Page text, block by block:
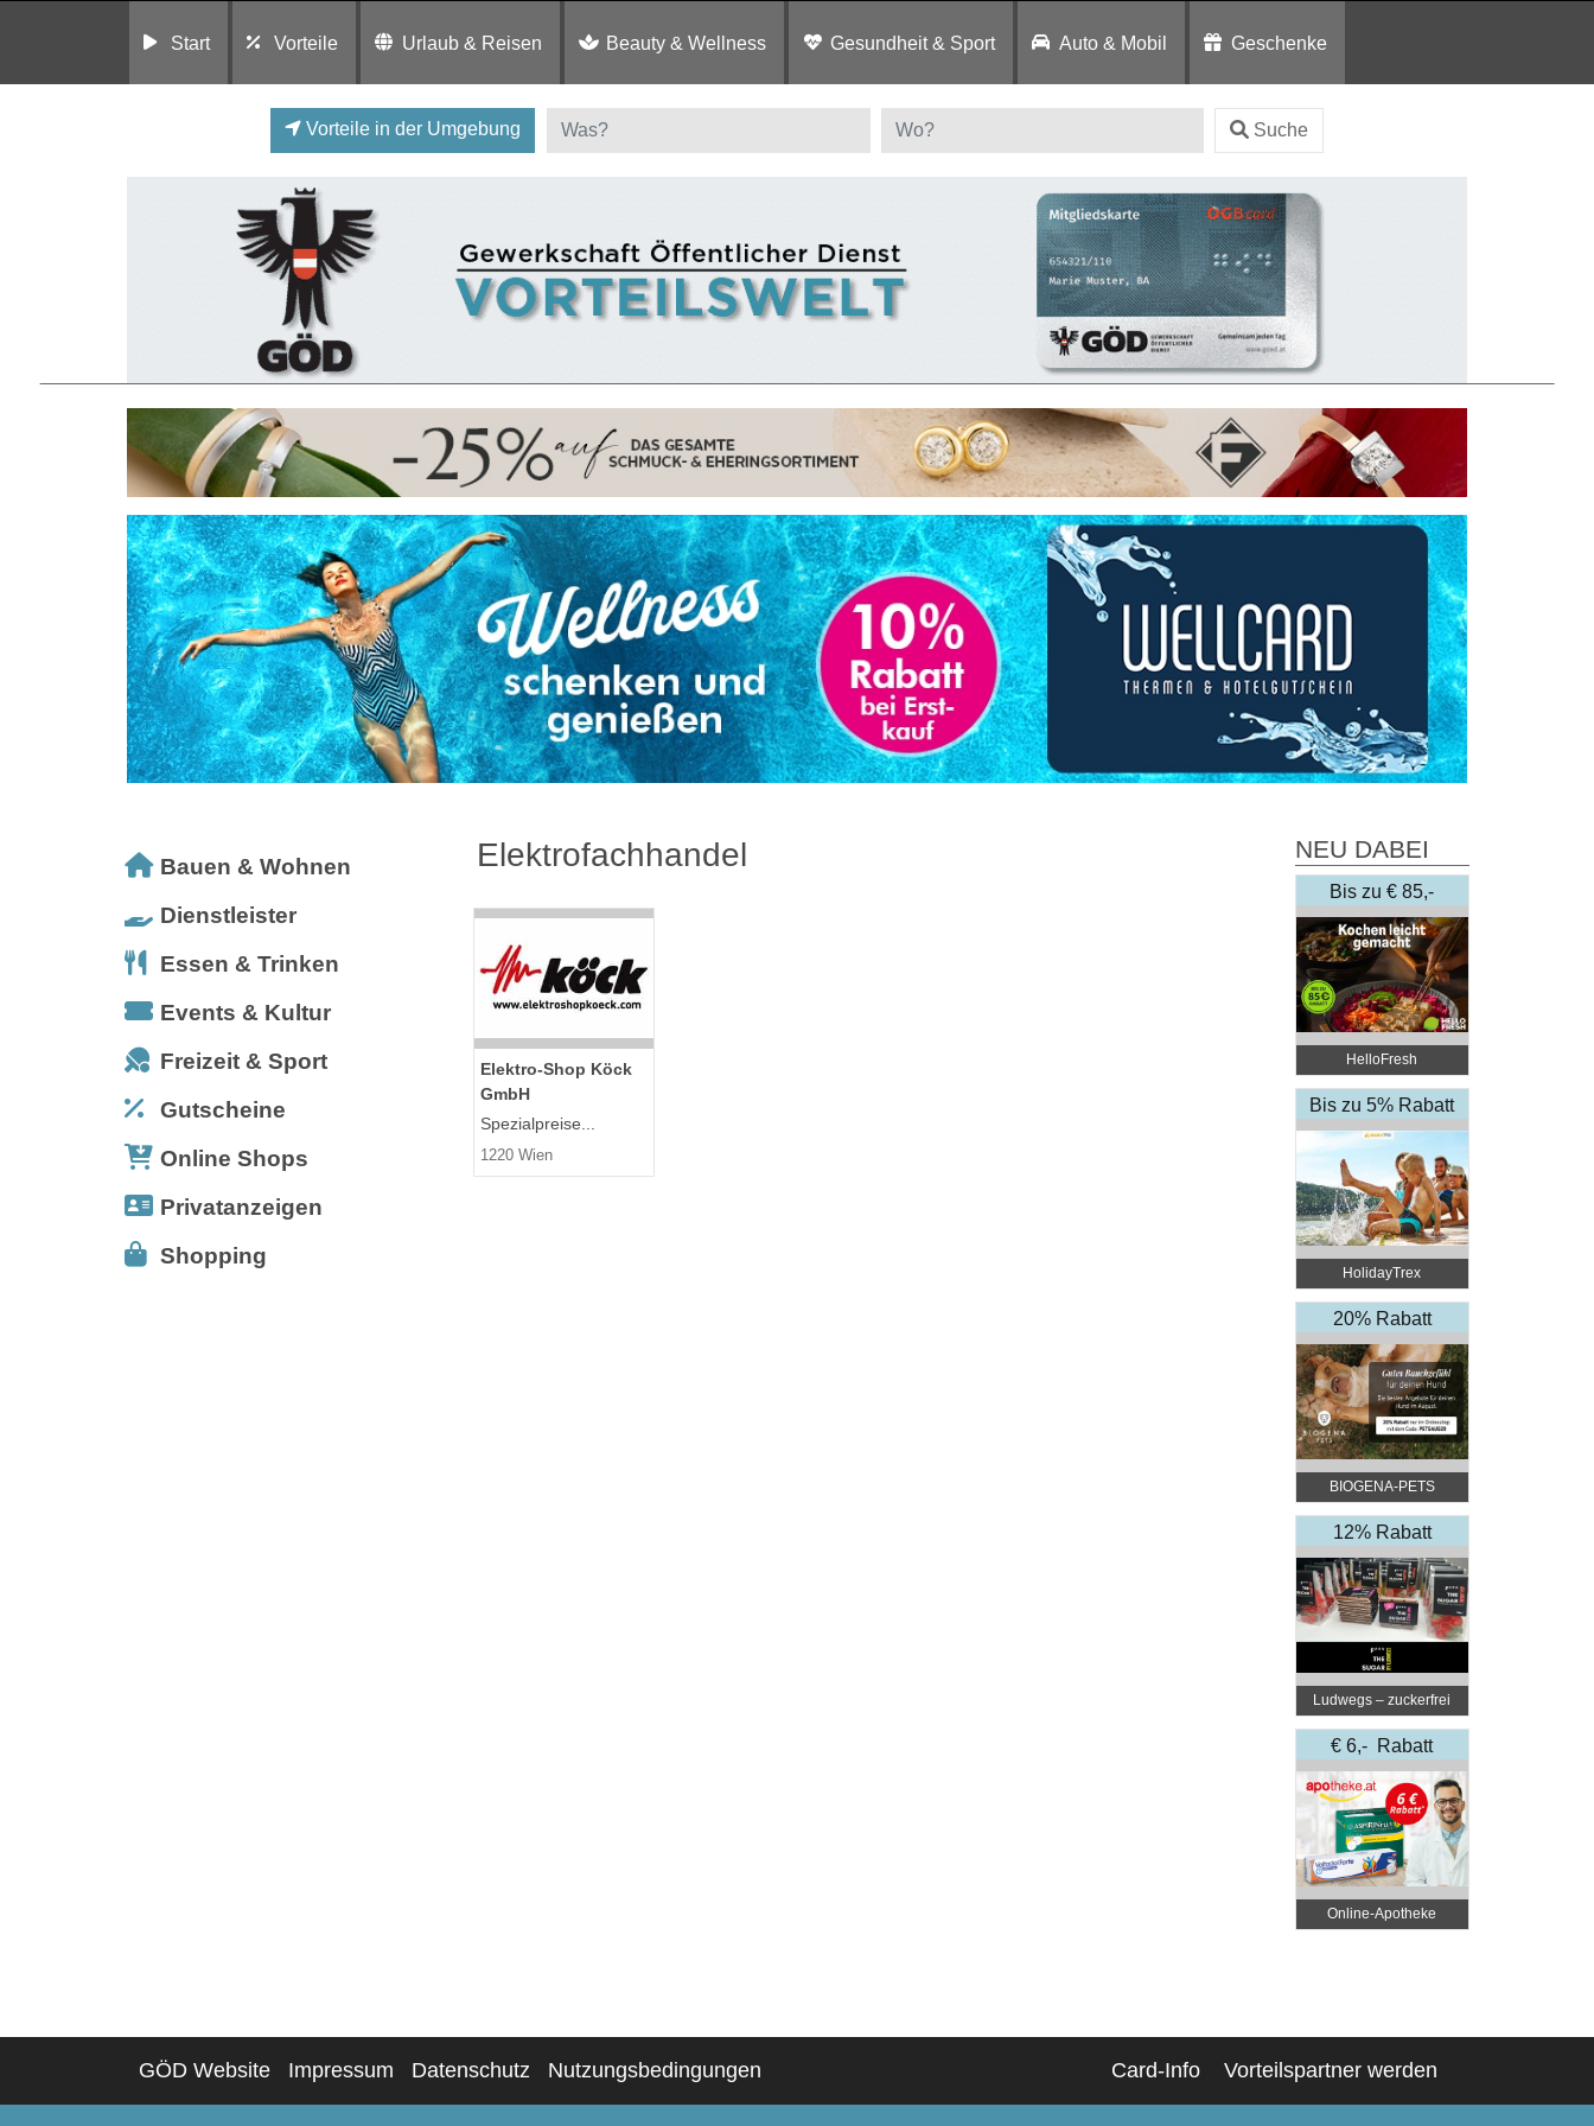
Start Vorteile Urlaub & Reisen Beauty & Wellness Gesundheit & Sport Auto & Mobil Geschenke
Vorteile in der Umgebung Suche
Bauen & Wohnen
Dienstleister
Essen & Trinken
Events & Kultur
Freizeit & Sport
Gutscheine
Online Shops
Privatanzeigen
Shopping
Elektrofachhandel
Elektro-Shop Köck
GmbH
Spezialpreise...
1220 Wien
NEU DABEI
Bis zu € 85,-
Rabatt
HelloFresh
Bis zu 5% Rabatt
HolidayTrex
20% Rabatt
BIOGENA-PETS
12% Rabatt
Ludwegs – zuckerfrei
leben
€ 6,- Rabatt
Online‑Apotheke
GÖD Website Impressum Datenschutz Nutzungsbedingungen Card-Info Vorteilspartner werden